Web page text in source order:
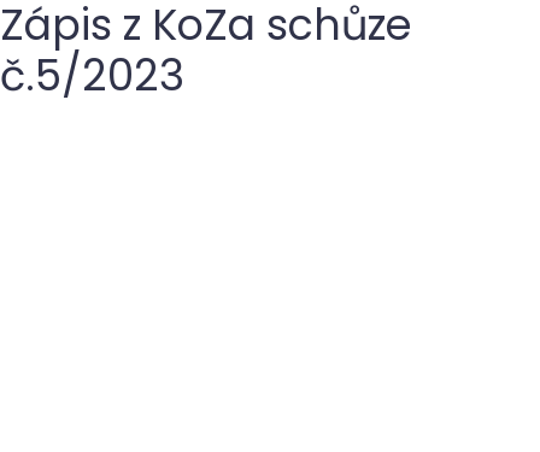
Zápis z KoZa schůze
č.5/2023